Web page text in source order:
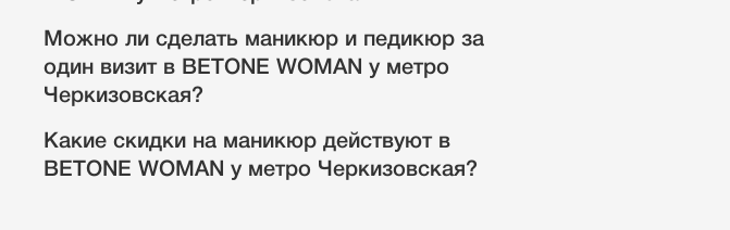
Можно ли сделать маникюр и педикюр за
один визит в BETONE WOMAN у метро
Черкизовская?
Какие скидки на маникюр действуют в
BETONE WOMAN у метро Черкизовская?